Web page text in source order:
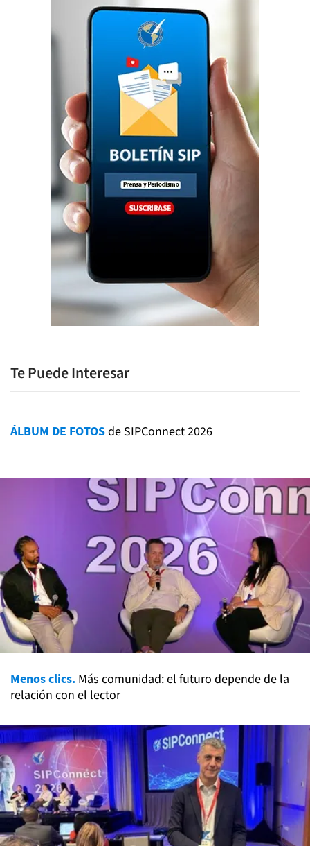
Te Puede Interesar
ÁLBUM DE FOTOSde SIPConnect 2026
Menos clics. Más comunidad: el futuro depende de la
relación con el lector